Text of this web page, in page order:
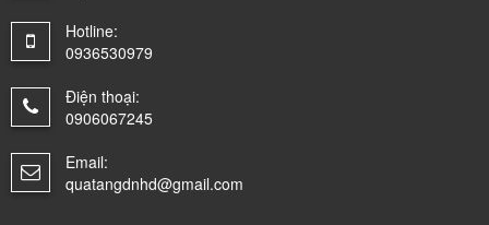
Hotline:
0936530979
Điện thoại:
0906067245
Email:
quatangdnhd@gmail.com